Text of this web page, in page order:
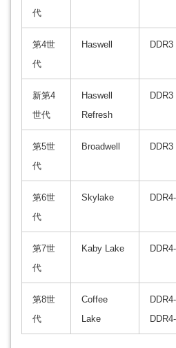
代
第4世
代
Haswell DDR3
新第4
世代
Haswell
Refresh
DDR3
第5世
代
Broadwell DDR3
第6世
代
Skylake
第7世
代
Kaby Lake
第8世
代
Coffee
Lake